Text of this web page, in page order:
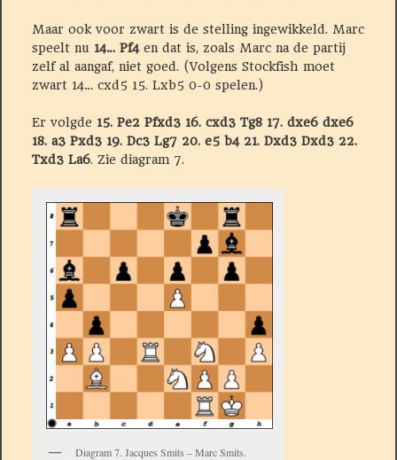
Maar ook voor zwart is de stelling ingewikkeld. Marc
speelt nu 14… Pf4en dat is, zoals Marc na de partij
zelf al aangaf, niet goed. (Volgens Stockfish moet
zwart 14… cxd5 15. Lxb5 0-0 spelen.)
Er volgde 15. Pe2 Pfxd3 16. cxd3 Tg8 17. dxe6 dxe6
18. a3 Pxd3 19. Dc3 Lg7 20. e5 b4 21. Dxd3 Dxd3 22.
Txd3 La6. Zie diagram 7.
Diagram 7. Jacques Smits – Marc Smits.